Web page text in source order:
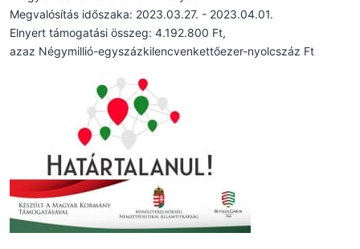
Megvalósítás időszaka: 2023.03.27. - 2023.04.01.
Elnyert támogatási összeg: 4.192.800 Ft,
azaz Négymillió-egyszázkilencvenkettőezer-nyolcszáz Ft